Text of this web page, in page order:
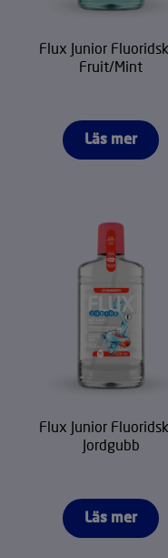
Flux Junior
Fruit/Mint
Läs mer
Flux Junior
Jordgubb
Läs mer